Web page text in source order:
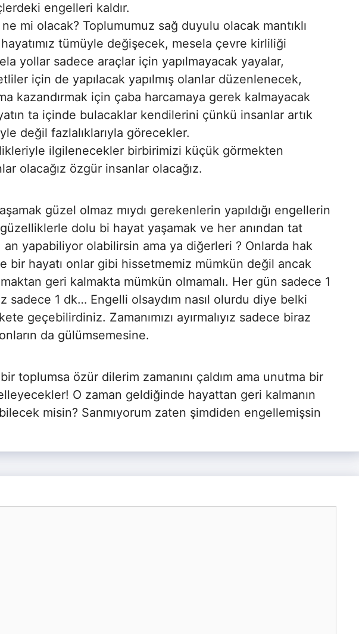
engelleri kaldır.
ne mi olacak? Toplumumuz sağ duyulu olacak mantıklı
tümüyle değişecek, mesela çevre kirliliği
yollar sadece araçlar için yapılmayacak yayalar,
için de yapılacak yapılmış olanlar düzenlenecek,
kazandırmak için çaba harcamaya gerek kalmayacak
ta içinde bulacaklar kendilerini çünkü insanlar artık
değil fazlalıklarıyla görecekler.
ilgilenecekler birbirimizi küçük görmekten
olacağız özgür insanlar olacağız.
güzel olmaz mıydı gerekenlerin yapıldığı engellerin
güzelliklerle dolu bi hayat yaşamak ve her anından tat
an yapabiliyor olabilirsin ama ya diğerleri ? Onlarda hak
bir hayatı onlar gibi hissetmemiz mümkün değil ancak
geri kalmakta mümkün olmamalı. Her gün sadece 1
sadece 1 dk… Engelli olsaydım nasıl olurdu diye belki
geçebilirdiniz. Zamanımızı ayırmalıyız sadece biraz
da gülümsemesine.
toplumsa özür dilerim zamanını çaldım ama unutma bir
O zaman geldiğinde hayattan geri kalmanın
misin? Sanmıyorum zaten şimdiden engellemişsin